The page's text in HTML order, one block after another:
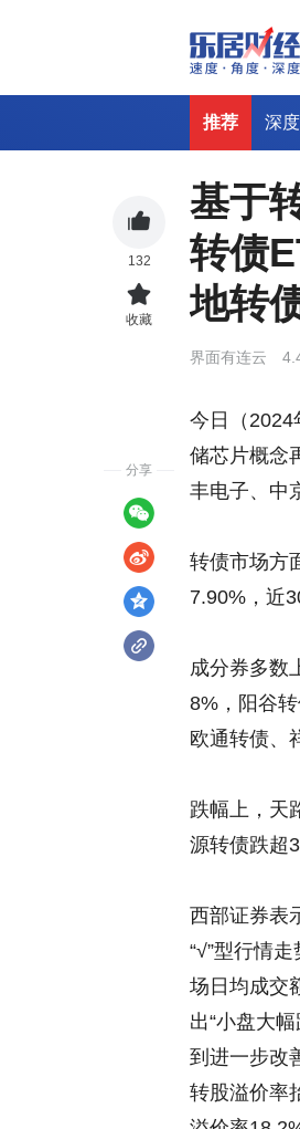
推荐 深度
基于
转债
地转
界面有连云
今日（2024
储芯片概念
丰电子、中
转债市场方
7.90%，近
成分券多数
8%，阳谷
欧通转债、
跌幅上，天
源转债跌超
西部证券表
“√”型行情
场日均成交
出“小盘大
到进一步改
转股溢价率
132
收藏
分享